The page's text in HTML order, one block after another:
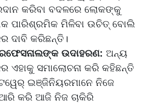
କରିବା ବଦଳରେ ଲୋକଙ୍କୁ
ପାରିଶ୍ରମିକ ମିଳିବା ଉଚିତ୍ ବୋଲି
ଦାବି କରିଛନ୍ତି।
ଉଦାହରଣ: ଅନ୍ୟ
ଏହାକୁ ସମାଲୋଚନା କରି କହିଛନ୍ତି
ଇଞ୍ଜିନିୟରମାନେ ନିଜେ
କରି ଆଜି ନିଜ ଚାକିରି